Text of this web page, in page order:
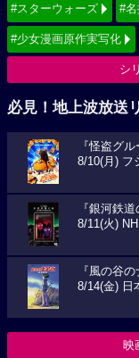
#スターウォーズ #
#少女漫画原作実写化
シ
必見！地上波放送
『怪盗グ
8/10(月) フ
『銀河鉄道
8/11(火)
『風の谷の
8/14(金) 日
映